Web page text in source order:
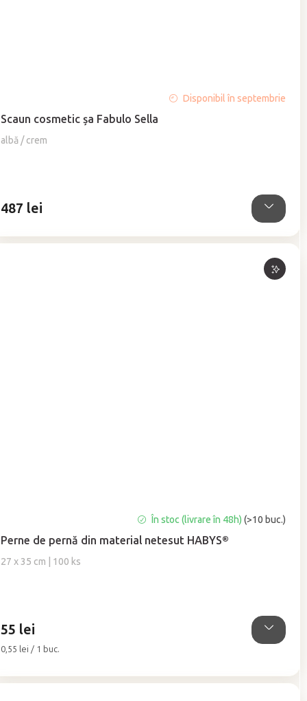
Scaun cosmetic şa Fabulo Sella
albă / crem
a
produsului
stele.
Disponibil în septembrie
487 lei
Perne de pernă din material netesut HABYS®
27 x 35 cm | 100 ks
a
produsului
stele.
În stoc (livrare în 48h)(>10 buc.)
55 lei
Evaluare
0,55 lei / 1 buc.